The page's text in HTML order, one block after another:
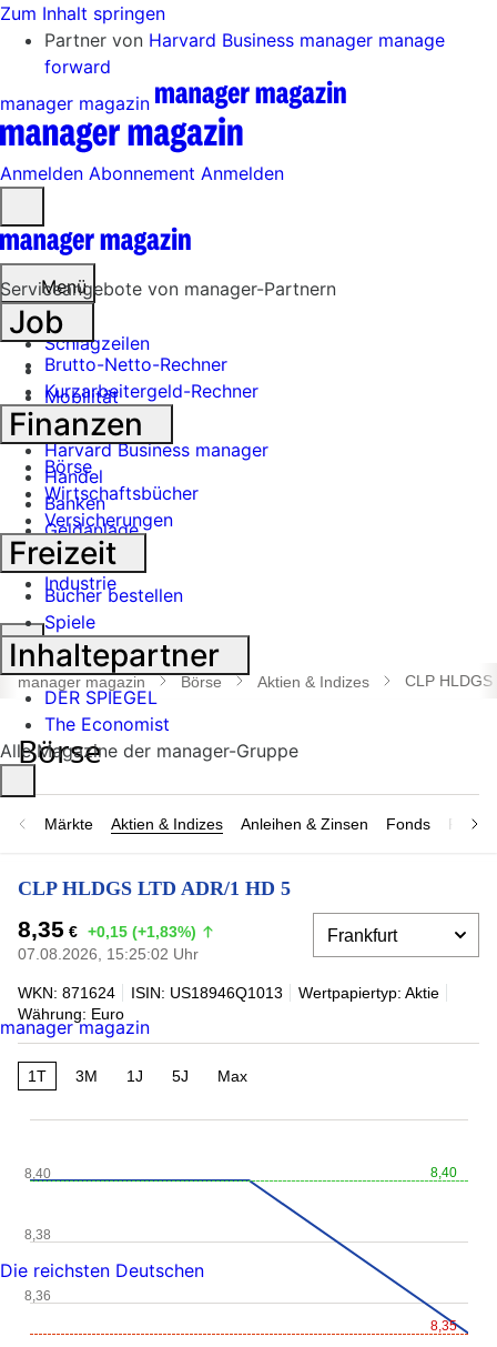
Zum Inhalt springen
Partner von Harvard Business manager manage
forward
manager magazin
Anmelden Abonnement Anmelden
öffnen
Menü
Schlagzeilen
Mobilität
Tech
Harvard Business manager
Handel
Banken
Geldanlage
Börse
Industrie
Suche
öffnen
manager magazin Börse Aktien & Indizes CLP HLDGS
Märkte Aktien & Indizes Anleihen & Zinsen Fonds
CLP HLDGS LTD ADR/1 HD 5
8,35 € +0,15 (+1,83%)
07.08.2026, 15:25:02 Uhr
WKN: 871624 ISIN: US18946Q1013
Wertpapiertyp: Aktie
Währung: Euro
1T 3M 1J 5J Max
8,40
8,35
8,36
8,38
8,40
Serviceangebote von manager-Partnern
Job
Brutto-Netto-Rechner
Kurzarbeitergeld-Rechner
Finanzen
Börse
Wirtschaftsbücher
Versicherungen
Freizeit
Bücher bestellen
Spiele
Inhaltepartner
DER SPIEGEL
The Economist
Alle Magazine der manager-Gruppe
manager magazin
Die reichsten Deutschen